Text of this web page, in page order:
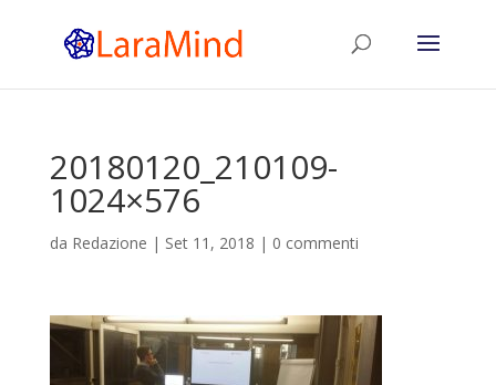
20180120_210109-
1024×576
da Redazione | Set 11, 2018 | 0 commenti